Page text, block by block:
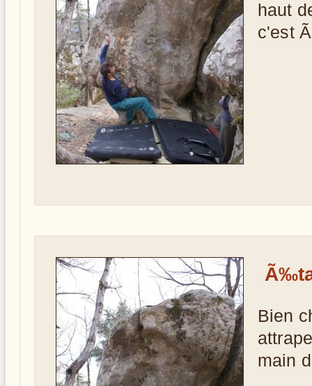
haut
c'est
Bien
main